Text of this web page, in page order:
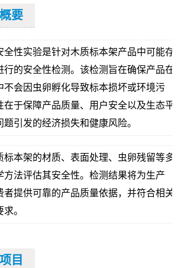
要
全性实验是针对木质标本架产品中可能存
行的安全性检测。该检测旨在确保产品在
不会因虫卵孵化导致标本损坏或环境污
在于保障产品质量、用户安全以及生态平
引发的经济损失和健康风险。
标本架的材质、表面处理、虫卵残留等多
方法评估其安全性。检测结果将为生产
者提供可靠的产品质量依据，并符合相关
。
目